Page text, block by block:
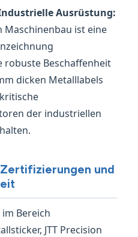
Ausrüstung:
Maschinenbau ist eine
robuste Beschaffenheit
dicken Metalllabels
der industriellen
und
Bereich
JTT Precision